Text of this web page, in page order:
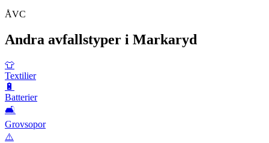
ÅVC
Andra avfallstyper i Markaryd
👕
Textilier
🔋
Batterier
🛋️
Grovsopor
⚠️